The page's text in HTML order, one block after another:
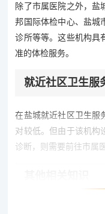
除了市属医院之外，盐
邦国际体检中心、盐城
诊所等等。这些机构具
准的体检服务。
就近社区卫生服
在盐城就近社区卫生服
对较低。但由于该机构
诊断，则需要前往市属
入职体检通常包括一